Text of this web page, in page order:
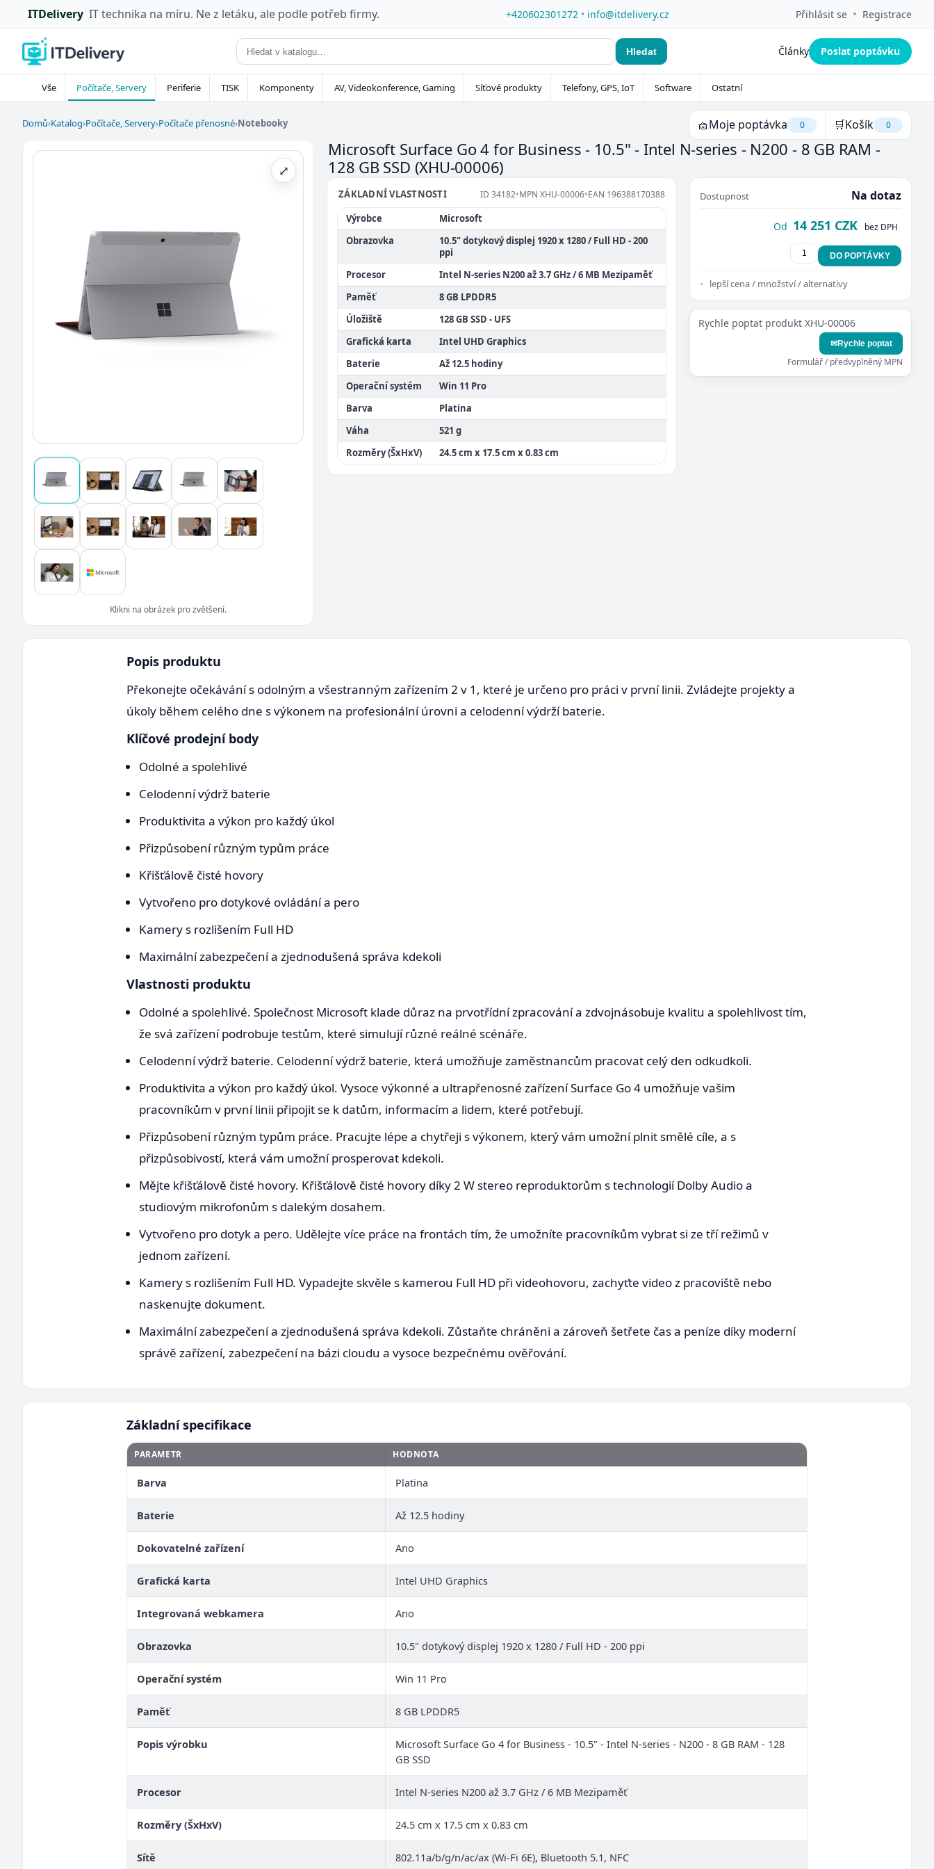
ITDelivery IT technika na míru. Ne z letáku, ale podle potřeb firmy. +420602301272 • info@itdelivery.cz Přihlásit se • Registrace
Hledat Články Poslat poptávku
Vše Počítače, Servery Periferie TISK Komponenty AV, Videokonference, Gaming Síťové produkty Telefony, GPS, IoT Software Ostatní
Domů›Katalog›Počítače, Servery›Počítače přenosné›Notebooky 🧺Moje poptávka 0 🛒Košík 0
⤢
Klikni na obrázek pro zvětšení.
Microsoft Surface Go 4 for Business - 10.5" - Intel N-series - N200 - 8 GB RAM -
128 GB SSD (XHU-00006)
ZÁKLADNÍ VLASTNOSTI ID 34182•MPN XHU-00006•EAN 196388170388
Výrobce
Microsoft
Obrazovka
10.5" dotykový displej 1920 x 1280 / Full HD - 200
ppi
Procesor
Intel N-series N200 až 3.7 GHz / 6 MB Mezipaměť
Paměť
8 GB LPDDR5
Úložiště
128 GB SSD - UFS
Grafická karta
Intel UHD Graphics
Baterie
Až 12.5 hodiny
Operační systém
Win 11 Pro
Barva
Platina
Váha
521 g
Rozměry (ŠxHxV)
24.5 cm x 17.5 cm x 0.83 cm
Dostupnost Na dotaz
Od 14 251 CZK bez DPH
DO POPTÁVKY
lepší cena / množství / alternativy
Rychle poptat produkt XHU-00006
✉Rychle poptat
Formulář / předvyplněný MPN
Popis produktu
Překonejte očekávání s odolným a všestranným zařízením 2 v 1, které je určeno pro práci v první linii. Zvládejte projekty a
úkoly během celého dne s výkonem na profesionální úrovni a celodenní výdrží baterie.
Klíčové prodejní body
Odolné a spolehlivé
Celodenní výdrž baterie
Produktivita a výkon pro každý úkol
Přizpůsobení různým typům práce
Křišťálově čisté hovory
Vytvořeno pro dotykové ovládání a pero
Kamery s rozlišením Full HD
Maximální zabezpečení a zjednodušená správa kdekoli
Vlastnosti produktu
Odolné a spolehlivé. Společnost Microsoft klade důraz na prvotřídní zpracování a zdvojnásobuje kvalitu a spolehlivost tím,
že svá zařízení podrobuje testům, které simulují různé reálné scénáře.
Celodenní výdrž baterie. Celodenní výdrž baterie, která umožňuje zaměstnancům pracovat celý den odkudkoli.
Produktivita a výkon pro každý úkol. Vysoce výkonné a ultrapřenosné zařízení Surface Go 4 umožňuje vašim
pracovníkům v první linii připojit se k datům, informacím a lidem, které potřebují.
Přizpůsobení různým typům práce. Pracujte lépe a chytřeji s výkonem, který vám umožní plnit smělé cíle, a s
přizpůsobivostí, která vám umožní prosperovat kdekoli.
Mějte křišťálově čisté hovory. Křišťálově čisté hovory díky 2 W stereo reproduktorům s technologií Dolby Audio a
studiovým mikrofonům s dalekým dosahem.
Vytvořeno pro dotyk a pero. Udělejte více práce na frontách tím, že umožníte pracovníkům vybrat si ze tří režimů v
jednom zařízení.
Kamery s rozlišením Full HD. Vypadejte skvěle s kamerou Full HD při videohovoru, zachyťte video z pracoviště nebo
naskenujte dokument.
Maximální zabezpečení a zjednodušená správa kdekoli. Zůstaňte chráněni a zároveň šetřete čas a peníze díky moderní
správě zařízení, zabezpečení na bázi cloudu a vysoce bezpečnému ověřování.
Základní specifikace
PARAMETR HODNOTA
Barva Platina
Baterie Až 12.5 hodiny
Dokovatelné zařízení Ano
Grafická karta Intel UHD Graphics
Integrovaná webkamera Ano
Obrazovka 10.5" dotykový displej 1920 x 1280 / Full HD - 200 ppi
Operační systém Win 11 Pro
Paměť 8 GB LPDDR5
Popis výrobku
Microsoft Surface Go 4 for Business - 10.5" - Intel N-series - N200 - 8 GB RAM - 128
GB SSD
Procesor Intel N-series N200 až 3.7 GHz / 6 MB Mezipaměť
Rozměry (ŠxHxV) 24.5 cm x 17.5 cm x 0.83 cm
Sítě 802.11a/b/g/n/ac/ax (Wi-Fi 6E), Bluetooth 5.1, NFC